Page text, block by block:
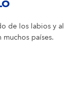
de los labios y al
países.